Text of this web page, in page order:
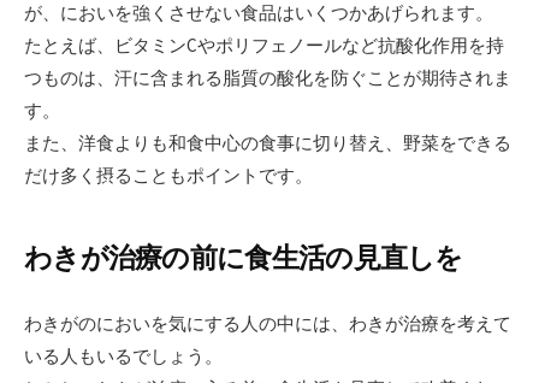
が、においを強くさせない食品はいくつかあげられます。
たとえば、ビタミンCやポリフェノールなど抗酸化作用を持
つものは、汗に含まれる脂質の酸化を防ぐことが期待されま
す。
また、洋食よりも和食中心の食事に切り替え、野菜をできる
だけ多く摂ることもポイントです。
わきが治療の前に食生活の見直しを
わきがのにおいを気にする人の中には、わきが治療を考えて
いる人もいるでしょう。